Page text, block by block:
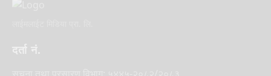
दर्ता नं.